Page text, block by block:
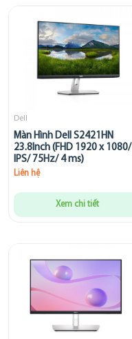
Dell
Màn Hình Dell S2421HN
23.8Inch (FHD 1920 x 1080/
IPS/ 75Hz/ 4 ms)
Liên hệ
Xem chi tiết